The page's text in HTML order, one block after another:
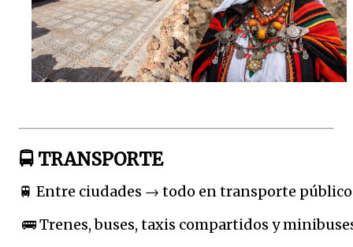
🚍 TRANSPORTE
🚆 Entre ciudades → todo en transporte público
🚌 Trenes, buses, taxis compartidos y